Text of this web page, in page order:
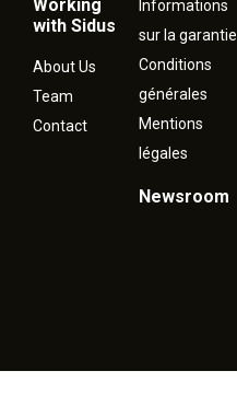
Working
with Sidus
About Us
Team
Contact
Informations
sur la garantie
Conditions
générales
Mentions
légales
Newsroom